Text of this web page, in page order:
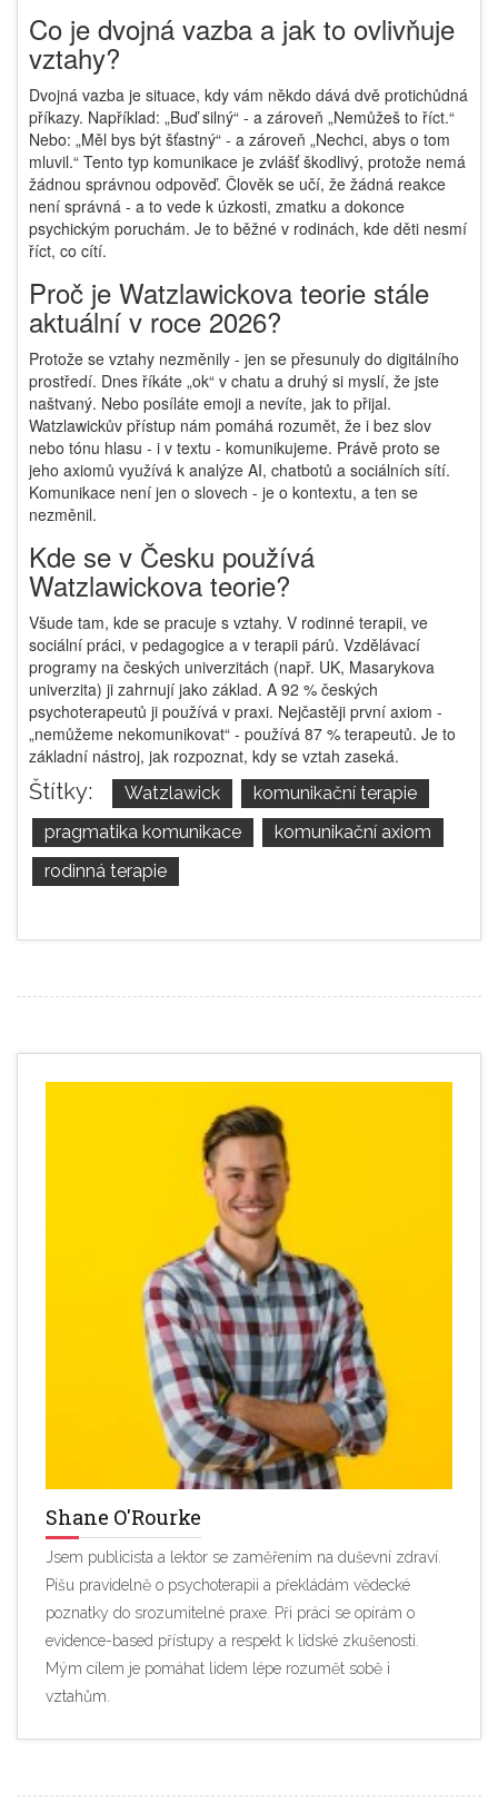
Co je dvojná vazba a jak to ovlivňuje
vztahy?
Dvojná vazba je situace, kdy vám někdo dává dvě protichůdná
příkazy. Například: „Buď silný“ - a zároveň „Nemůžeš to říct.“
Nebo: „Měl bys být šťastný“ - a zároveň „Nechci, abys o tom
mluvil.“ Tento typ komunikace je zvlášť škodlivý, protože nemá
žádnou správnou odpověď. Člověk se učí, že žádná reakce
není správná - a to vede k úzkosti, zmatku a dokonce
psychickým poruchám. Je to běžné v rodinách, kde děti nesmí
říct, co cítí.
Proč je Watzlawickova teorie stále
aktuální v roce 2026?
Protože se vztahy nezměnily - jen se přesunuly do digitálního
prostředí. Dnes říkáte „ok“ v chatu a druhý si myslí, že jste
naštvaný. Nebo posíláte emoji a nevíte, jak to přijal.
Watzlawickův přístup nám pomáhá rozumět, že i bez slov
nebo tónu hlasu - i v textu - komunikujeme. Právě proto se
jeho axiomů využívá k analýze AI, chatbotů a sociálních sítí.
Komunikace není jen o slovech - je o kontextu, a ten se
nezměnil.
Kde se v Česku používá
Watzlawickova teorie?
Všude tam, kde se pracuje s vztahy. V rodinné terapii, ve
sociální práci, v pedagogice a v terapii párů. Vzdělávací
programy na českých univerzitách (např. UK, Masarykova
univerzita) ji zahrnují jako základ. A 92 % českých
psychoterapeutů ji používá v praxi. Nejčastěji první axiom -
„nemůžeme nekomunikovat“ - používá 87 % terapeutů. Je to
základní nástroj, jak rozpoznat, kdy se vztah zaseká.
Štítky: Watzlawick
komunikační terapie
pragmatika komunikace
komunikační axiom
rodinná terapie
Shane O'Rourke
Jsem publicista a lektor se zaměřením na duševní zdraví.
Píšu pravidelně o psychoterapii a překládám vědecké
poznatky do srozumitelné praxe. Při práci se opírám o
evidence-based přístupy a respekt k lidské zkušenosti.
Mým cílem je pomáhat lidem lépe rozumět sobě i
vztahům.